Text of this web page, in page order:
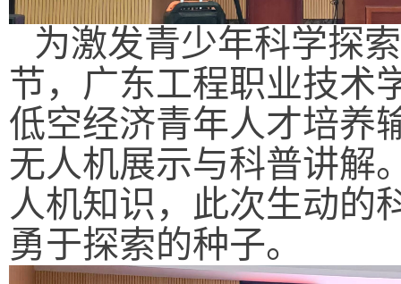
为激发青少年科学探
节，广东工程职业技
低空经济青年人才培养
无人机展示与科普讲解
人机知识，此次生动的
勇于探索的种子。